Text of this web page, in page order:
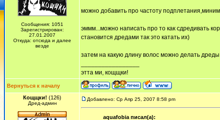
Сообщения: 1051
Зарегистрирован:
27.01.2007
Откуда: отсюда и далее
везде
можно добавить про частоту
эммм...можно написать про то как сдредивать
становится дредами так это катать их)
затем на какую длину волос можно делать
этта ми, кощщки!
Вернуться к началу
Кощщки! (126)
Дред-админ
Добавлено: Ср Апр 25, 2007 8:58 pm
aquafobia писал(а):